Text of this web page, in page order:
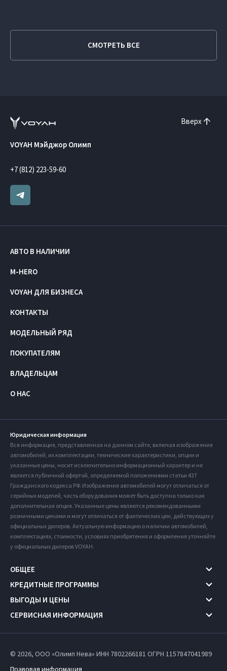
СМОТРЕТЬ ВСЕ
Вверх
VOYAH Мэйджор Олимп
+7 (812) 223-59-60
АВТО В НАЛИЧИИ
M-HERO
VOYAH ДЛЯ БИЗНЕСА
КОНТАКТЫ
МОДЕЛЬНЫЙ РЯД
ПОКУПАТЕЛЯМ
ВЛАДЕЛЬЦАМ
О НАС
Юридическая информация
Вся информация, представленная на данном сайте, включая изображения
автомобилей, их комплектации, технические характеристики, опции и
указанные цены, носит исключительно информационный характер и не
является публичной офертой, определяемой положениями статьи 437
Гражданского кодекса РФ. Изображения автомобилей могут отличаться от
серийных моделей, часть оборудования может быть доступна только как
дополнительная опция. Указанные цены являются рекомендованными
розничными ценами и могут отличаться от фактических цен, действующих у
официальных дилеров. Актуальную информацию о наличии автомобилей,
комплектациях, стоимости, условиях приобретения и оформления уточняйте
у официальных дилеров VOYAH.
ОБЩЕЕ
КРЕДИТНЫЕ ПРОГРАММЫ
ВЫГОДЫ И ЦЕНЫ
СЕРВИСНАЯ ИНФОРМАЦИЯ
© 2026, ООО «Олимп Нева» ИНН 7802266181 ОГРН 1157847041989
Правовая информация